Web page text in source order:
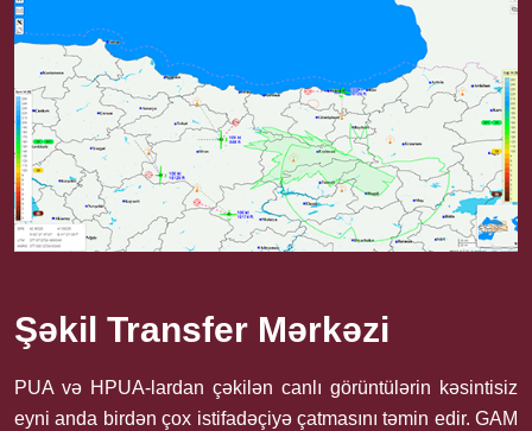
Şəkil Transfer Mərkəzi
PUA və HPUA-lardan çəkilən canlı görüntülərin kəsintisiz
eyni anda birdən çox istifadəçiyə çatmasını təmin edir. GAM